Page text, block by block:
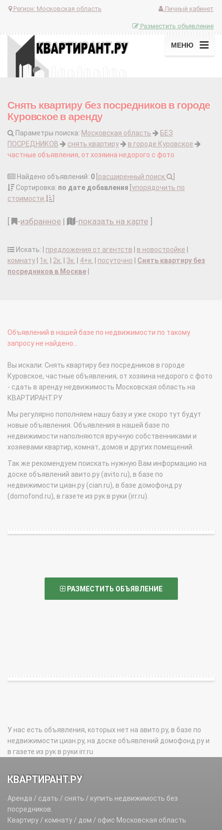
Регион: Московская область Личный кабинет
Разместить объявление
МЕНЮ
Снять квартиру без посредников в городе
Куровское в аренду
Параметры поиска: Московская область
БЕЗ
ПОСРЕДНИКОВ
снять квартиру
в городе Куровское
частные объявления, от хозяина недорого с фото
Найдено объявлений: 0 расширенный поиск
Сортировка: по дате добавления упорядочить по
стоимости
-избранное | -показать на карте
Искать: | предложения от агентств в новостройке
комнату
1к. 2к. 3к. 4+к. посуточно
Снять квартиру без
посредников в Москве
Объявлений в нашей базе по недвижимости по такому
запросу не найдено...
Вы искали: Снять квартиру без посредников в городе
Куровское, частные объявления, от хозяина недорого с фото
- сдать в аренду недвижимость Московская область на
КВАРТИРАНТ.РУ
Мы регулярно пополняем нашу базу и уже скоро тут будут
новые объявления. Объявления в нашей базе по
недвижимости наполняются вручную собственниками и
хозяевами квартир, комнат, домов и других помещений.
Так же рекомендуем поискать нужную Вам информацию на
доске объявлений авито.ру (avito.ru), в базе по
недвижимости циан.ру (cian.ru), в базе домофонд.ру
(domofond.ru), в газете из рук в руки (irr.ru).
РАЗМЕСТИТЬ ОБЪЯВЛЕНИЕ
У нас есть объявления, которых нет на авито.ру, в базе по
недвижимости циан.ру, на доске объявлений домофонд.ру и
в газете из рук в руки irr.ru
КВАРТИРАНТ.РУ
Аренда / сдать / снять / купить недвижимость без
посредников.
Квартиру / комнату / дом / офис Московская область